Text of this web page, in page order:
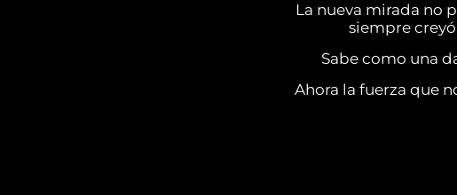
La nueva mirada no
siempre creyó
Sabe como una
Ahora la fuerza que